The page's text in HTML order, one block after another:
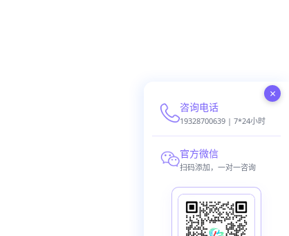
×
咨询电话
19328700639 | 7*24小时
官方微信
扫码添加，一对一咨询